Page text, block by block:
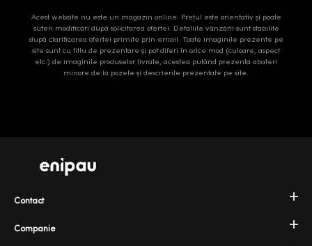
Acest website nu este un magazin online. Prețul este orientativ și poate
suferi modificări după solicitarea ofertei. Detaliile vânzării sunt stabilite
după clarificarea ofertei primite prin email. Toate imaginile prezente pe
site sunt cu titlu de prezentare și pot diferi în orice mod (culoare, aspect
etc.) de imaginile produselor livrate, acestea putând prezenta abateri
minore de la pozele și descrierile prezentate pe site.
Companie
Contact